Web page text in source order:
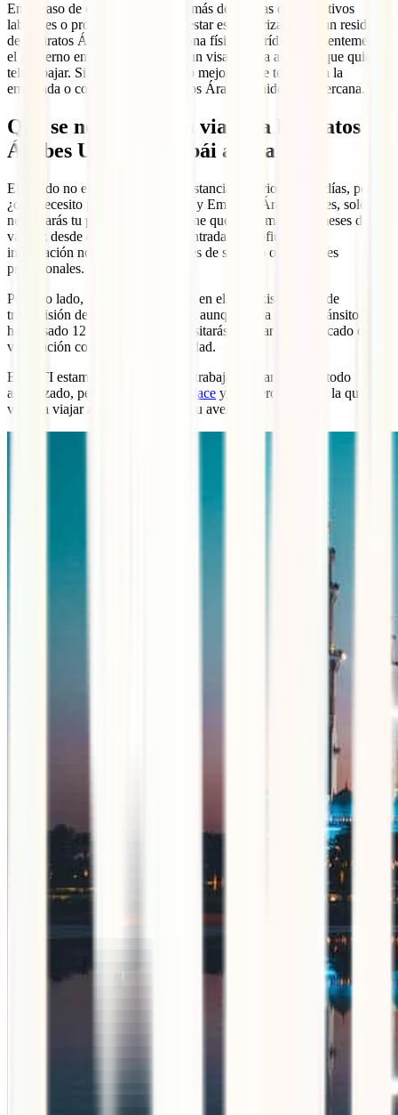
En el caso de que estés viajando más de 90 días o por motivos
laborales o profesionales, debes estar esponsorizado por un residente
de Emiratos Árabes, ya sea persona física o jurídica. Recientemente,
el gobierno emiratí ha aprobado un visado para aquellos que quieran
teletrabajar. Si estás interesado, lo mejor es que te dirijas a la
embajada o consulado de Emiratos Árabes Unidos más cercana.
Qué se necesita para viajar a Emiratos
Árabes Unidos y Dubái ahora
El visado no es obligatorio para estancias inferiores a 90 días, pero,
¿qué necesito para viajar a Dubái y Emiratos Árabes? Pues, solo
necesitarás tu pasaporte
. Este tiene que tener más de 6 meses de
validez desde el momento de la entrada. Los oficiales de
inmigración no admiten pasaportes de servicio o pasaportes
provisionales.
Por otro lado, si vienes de un país en el que existe riesgo de
transmisión de la
, aunque haya sido en tránsito (si
has pasado 12 horas o más), necesitarás mostrar un certificado de
vacunación contra dicha enfermedad.
En IATI estamos constantemente trabajando para tenerlo todo
actualizado, pero consulta
este enlace y a la aerolínea con la que
vayas a viajar antes de planificar tu aventura.